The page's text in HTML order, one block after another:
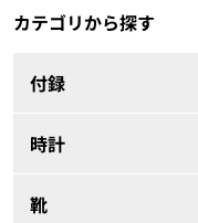
カテゴリから探す
付録
時計
靴